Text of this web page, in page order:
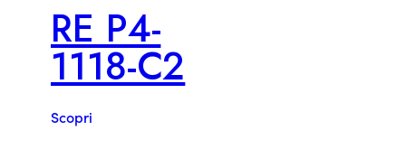
RE P4-
1118-C2
Scopri